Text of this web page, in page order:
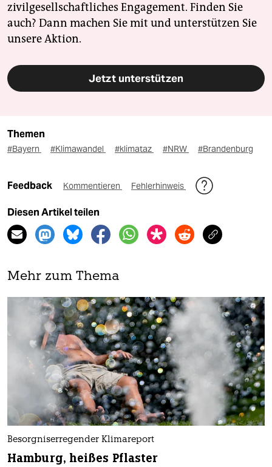
zivilgesellschaftliches Engagement. Finden Sie
auch? Dann machen Sie mit und unterstützen Sie
unsere Aktion.
Jetzt unterstützen
Themen
#Bayern #Klimawandel #klimataz #NRW #Brandenburg
Feedback Kommentieren Fehlerhinweis
Diesen Artikel teilen
Mehr zum Thema
Besorgniserregender Klimareport
Hamburg, heißes Pflaster